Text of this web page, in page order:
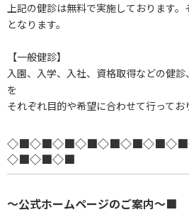
上記の健診は無料で実施しております
となります。
【一般健診】
入園、入学、入社、資格取得などの健
を
それぞれ目的や希望に合わせて行ってお
◇■◇■◇■
～公式ホームページのご案内～■